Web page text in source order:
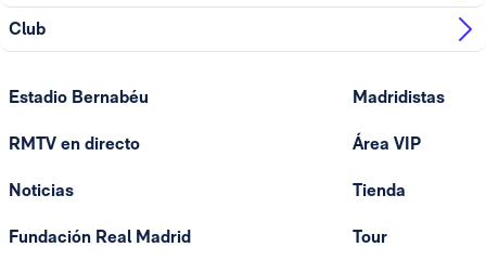
Club
Estadio Bernabéu
RMTV en directo
Noticias
Fundación Real Madrid
Madridistas
Área VIP
Tienda
Tour